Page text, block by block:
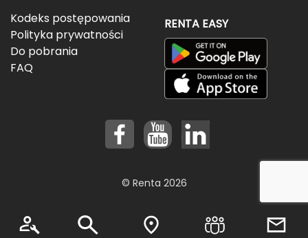
Kodeks postępowania
Polityka prywatności
Do pobrania
FAQ
RENTA EASY
© Renta 2026